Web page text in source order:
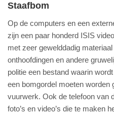
Staafbom
Op de computers en een
zijn een paar honderd ISIS
met zeer gewelddadig
onthoofdingen en andere
politie een bestand waarin
een bomgordel moeten worden
vuurwerk. Ook de telefoon van
foto’s en video’s die te maken